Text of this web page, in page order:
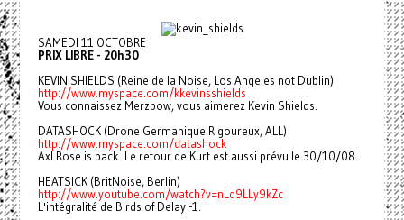
SAMEDI 11 OCTOBRE
PRIX LIBRE - 20h30
KEVIN SHIELDS (Reine de la Noise, Los Angeles not Dublin)
http://www.myspace.com/kkevinsshields
Vous connaissez Merzbow, vous aimerez Kevin Shields.
DATASHOCK (Drone Germanique Rigoureux, ALL)
http://www.myspace.com/datashock
Axl Rose is back. Le retour de Kurt est aussi prévu le 30/10/08.
HEATSICK (BritNoise, Berlin)
http://www.youtube.com/watch?v=nLq9LLy9kZc
L'intégralité de Birds of Delay -1.